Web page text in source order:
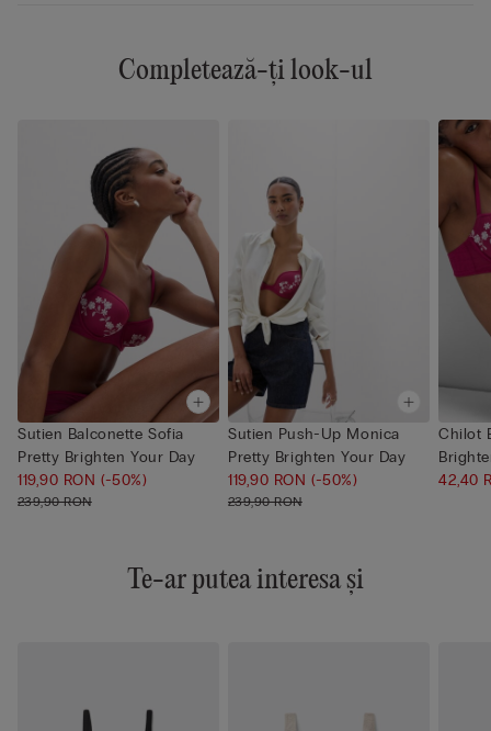
Completează-ți look-ul
Sutien Balconette Sofia
Pretty Brighten Your Day
119,90 RON(-50%)
239,90 RON
Sutien Push-Up Monica
Pretty Brighten Your Day
119,90 RON(-50%)
239,90 RON
Chilot
42,40
Te-ar putea interesa și